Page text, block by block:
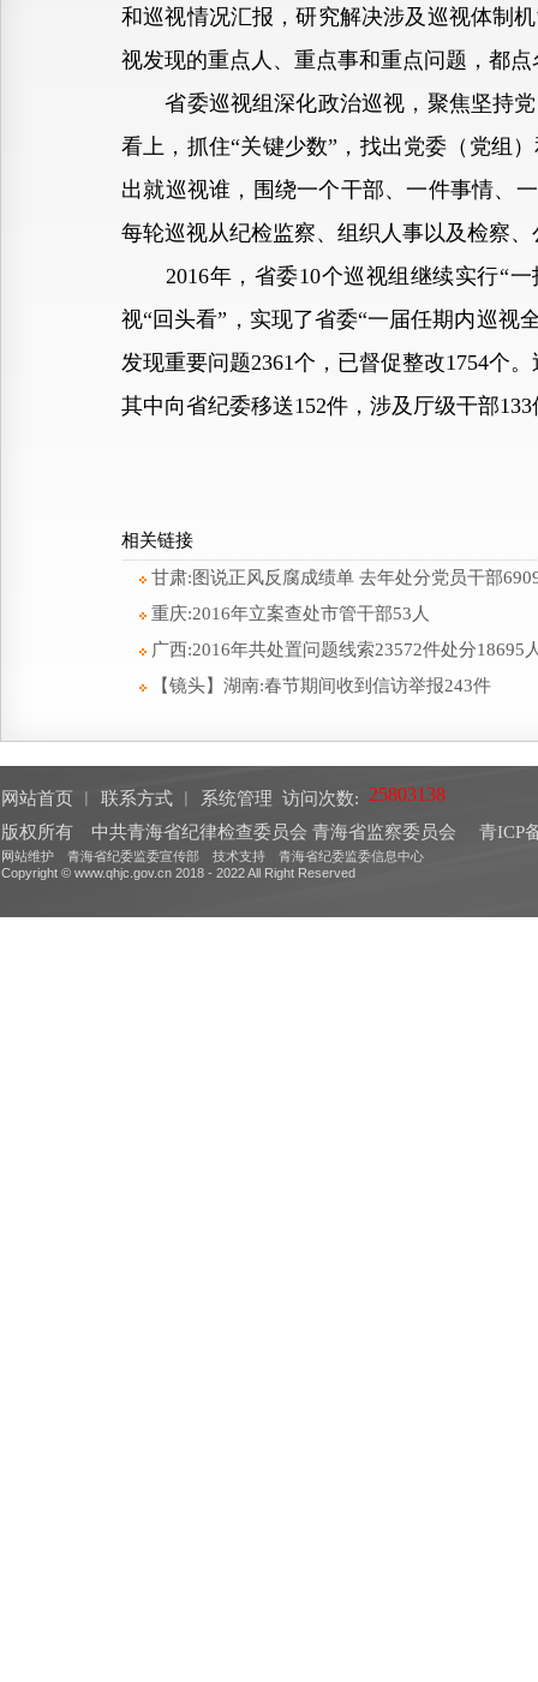
和巡视情况汇报，研究解决涉及巡视体制
视发现的重点人、重点事和重点问题，都
省委巡视组深化政治巡视，聚焦坚持党
看上，抓住“关键少数”，找出党委（党组
出就巡视谁，围绕一个干部、一件事情、
每轮巡视从纪检监察、组织人事以及检察
2016年，省委10个巡视组继续实行“一
视“回头看”，实现了省委“一届任期内巡视
发现重要问题2361个，已督促整改1754个
其中向省纪委移送152件，涉及厅级干部
相关链接
甘肃:图说正风反腐成绩单 去年处分党员干部
重庆:2016年立案查处市管干部53人
广西:2016年共处置问题线索23572件处分18695
【镜头】湖南:春节期间收到信访举报243件
网站首页 联系方式 系统管理 访问次数:
版权所有 中共青海省纪律检查委员会 青海省监察委员会
青ICP
网站维护 青海省纪委监委宣传部 技术支持 青海省纪委监委信息中心
Copyright © www.qhjc.gov.cn 2018 - 2022 All Right Reserved